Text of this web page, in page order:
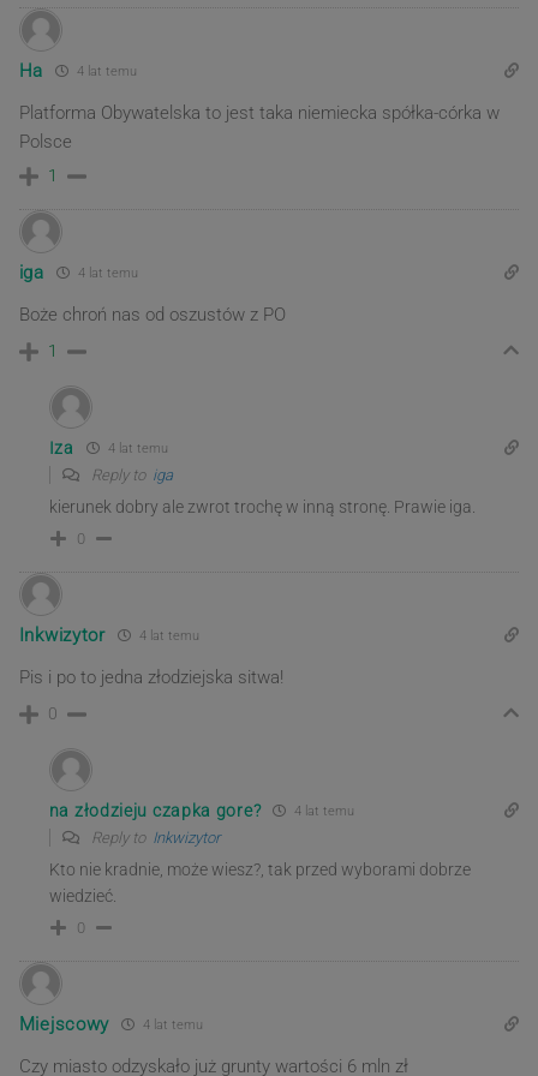
Ha 4 lat temu
Platforma Obywatelska to jest taka niemiecka spółka-córka w
Polsce
1
iga 4 lat temu
Boże chroń nas od oszustów z PO
1
Iza 4 lat temu
Reply to iga
kierunek dobry ale zwrot trochę w inną stronę. Prawie iga.
0
Inkwizytor 4 lat temu
Pis i po to jedna złodziejska sitwa!
0
na złodzieju czapka gore? 4 lat temu
Reply to Inkwizytor
Kto nie kradnie, może wiesz?, tak przed wyborami dobrze
wiedzieć.
0
Miejscowy 4 lat temu
Czy miasto odzyskało już grunty wartości 6 mln zł